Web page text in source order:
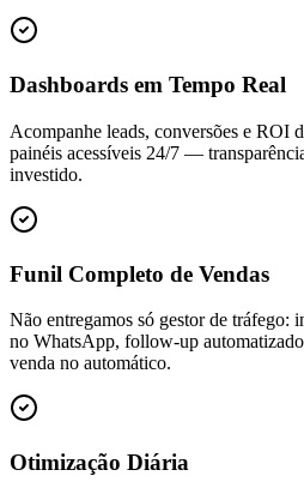
Dashboards em Tempo Real
Acompanhe leads, conversões e ROI
painéis acessíveis 24/7 —
investido.
Funil Completo de Vendas
Não entregamos só gestor de tráfego:
no WhatsApp, follow-up
venda no automático.
Otimização Diária